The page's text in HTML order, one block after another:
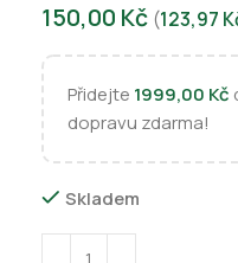
150,00 Kč (123,97
Přidejte 1999,00 Kč
dopravu zdarma!
Skladem